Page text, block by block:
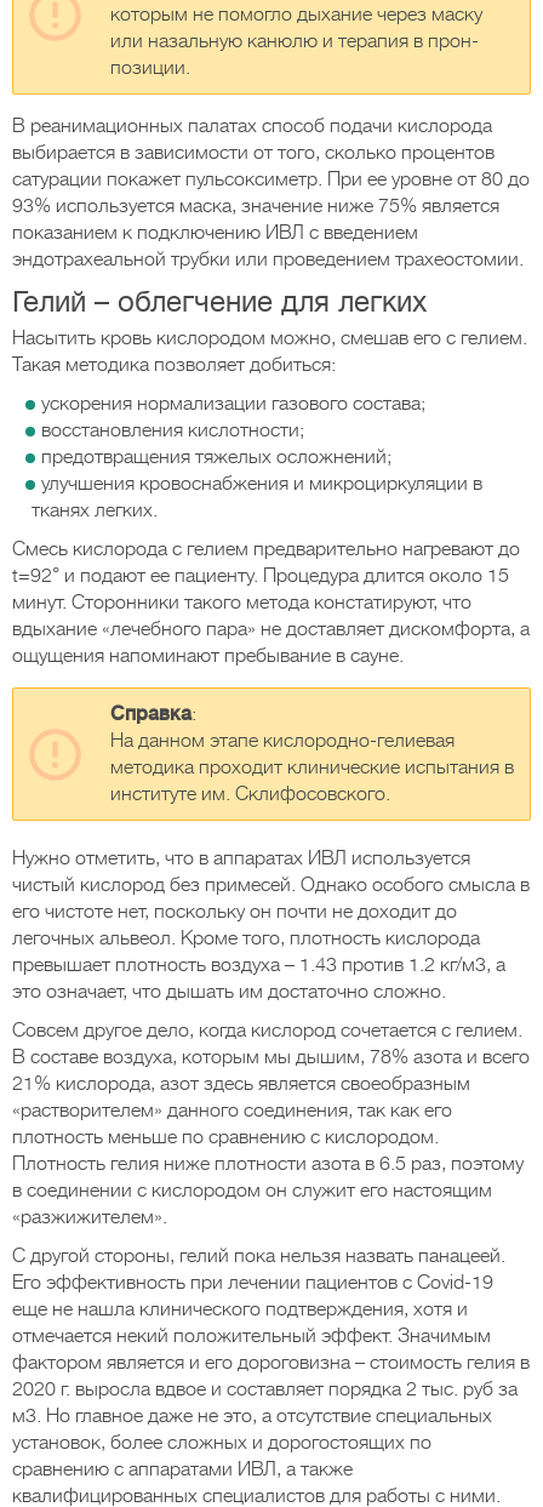
которым не помогло дыхание через маску
или назальную канюлю и терапия в прон-
позиции.
В реанимационных палатах способ подачи кислорода
выбирается в зависимости от того, сколько процентов
сатурации покажет пульсоксиметр. При ее уровне от 80 до
93% используется маска, значение ниже 75% является
показанием к подключению ИВЛ с введением
эндотрахеальной трубки или проведением трахеостомии.
Гелий – облегчение для легких
Насытить кровь кислородом можно, смешав его с гелием.
Такая методика позволяет добиться:
ускорения нормализации газового состава;
восстановления кислотности;
предотвращения тяжелых осложнений;
улучшения кровоснабжения и микроциркуляции в
тканях легких.
Смесь кислорода с гелием предварительно нагревают до
t=92° и подают ее пациенту. Процедура длится около 15
минут. Сторонники такого метода констатируют, что
вдыхание «лечебного пара» не доставляет дискомфорта, а
ощущения напоминают пребывание в сауне.
Справка:
На данном этапе кислородно-гелиевая
методика проходит клинические испытания в
институте им. Склифосовского.
Нужно отметить, что в аппаратах ИВЛ используется
чистый кислород без примесей. Однако особого смысла в
его чистоте нет, поскольку он почти не доходит до
легочных альвеол. Кроме того, плотность кислорода
превышает плотность воздуха – 1.43 против 1.2 кг/м3, а
это означает, что дышать им достаточно сложно.
Совсем другое дело, когда кислород сочетается с гелием.
В составе воздуха, которым мы дышим, 78% азота и всего
21% кислорода, азот здесь является своеобразным
«растворителем» данного соединения, так как его
плотность меньше по сравнению с кислородом.
Плотность гелия ниже плотности азота в 6.5 раз, поэтому
в соединении с кислородом он служит его настоящим
«разжижителем».
С другой стороны, гелий пока нельзя назвать панацеей.
Его эффективность при лечении пациентов с Covid-19
еще не нашла клинического подтверждения, хотя и
отмечается некий положительный эффект. Значимым
фактором является и его дороговизна – стоимость гелия в
2020 г. выросла вдвое и составляет порядка 2 тыс. руб за
м3. Но главное даже не это, а отсутствие специальных
установок, более сложных и дорогостоящих по
сравнению с аппаратами ИВЛ, а также
квалифицированных специалистов для работы с ними.